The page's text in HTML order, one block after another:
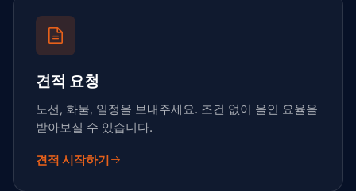
견적 요청
노선, 화물, 일정을 보내주세요. 조건 없이 올인 요율을
받아보실 수 있습니다.
견적 시작하기